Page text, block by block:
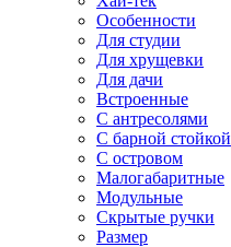
Особенности
Для студии
Для хрущевки
Для дачи
Встроенные
С антресолями
С барной стойкой
С островом
Малогабаритные
Модульные
Скрытые ручки
Размер